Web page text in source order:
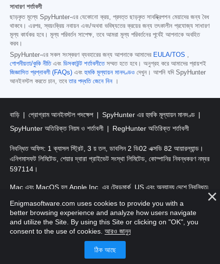
সাধারণ শর্তাবলী
ছাড়কৃত মূল্যে SpyHunter-এর যেকোনো ক্রয়, প্রদত্ত ছাড়কৃত সাবস্ক্রিপশন মেয়াদের জন্য বৈধ
থাকবে। এরপর, স্বয়ংক্রিয় নবায়ন এবং/অথবা ভবিষ্যতের ক্রয়ের জন্য তৎকালীন প্রযোজ্য সাধারণ
মূল্য কার্যকর হবে। মূল্য পরিবর্তন সাপেক্ষ, তবে আমরা মূল্য পরিবর্তনের পূর্বেই আপনাকে অবহিত
করব।
SpyHunter-এর সকল সংস্করণ ব্যবহারের জন্য আপনাকে আমাদের EULA/TOS ,
গোপনীয়তা/কুকি নীতিএবং ডিসকাউন্ট শর্তাবলীতেসম্মত হতে হবে। অনুগ্রহ করে আমাদের প্রায়শই
জিজ্ঞাসিত প্রশ্নাবলী (FAQs) এবংহুমকি মূল্যায়ন মানদণ্ডও দেখুন। আপনি যদি SpyHunter
আনইনস্টল করতে চান, তবেতার পদ্ধতি জেনে নিন ।
বাড়ি প্রোগ্রাম আনইনস্টল পদক্ষেপ
SpyHunter এর হুমকি মূল্যায়ন মানদণ্ড
SpyHunter অতিরিক্ত নিয়ম ও শর্তাবলী
RegHunter অতিরিক্ত শর্তাবলী
নিবন্ধিত অফিস: 1 ক্যাসল স্ট্রিট, 3 য় তল, ডাবলিন 2 ডি02 এক্সডি 82 আয়ারল্যান্ড।
এনিগমাসফট লিমিটেড, শেয়ার দ্বারা প্রাইভেট সংস্থা লিমিটেড, কোম্পানির নিবন্ধকরণ নম্বর
597114।
Mac এবং MacOS হল Apple Inc. এর ট্রেডমার্ক, US এবং অন্যান্য দেশে নিবন্ধিত৷
কপিরাইট 2016-2025। এনিগমাসফট লিমিটেড সর্বস্বত্ত্ব সংরক্ষিত।
Enigmasoftware.com uses cookies to provide you with a
better browsing experience and analyze how users navigate
and utilize the Site. By using this Site or clicking on "OK", you
consent to the use of cookies. আরও জানুন